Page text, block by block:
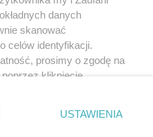
danych
skanować
celów identyfikacji.
prosimy o zgodę na
kliknięcie
ustawień prywatności
rogu strony
USTAWIENIA